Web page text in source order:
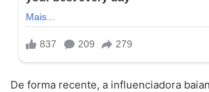
De forma recente, a influenciadora